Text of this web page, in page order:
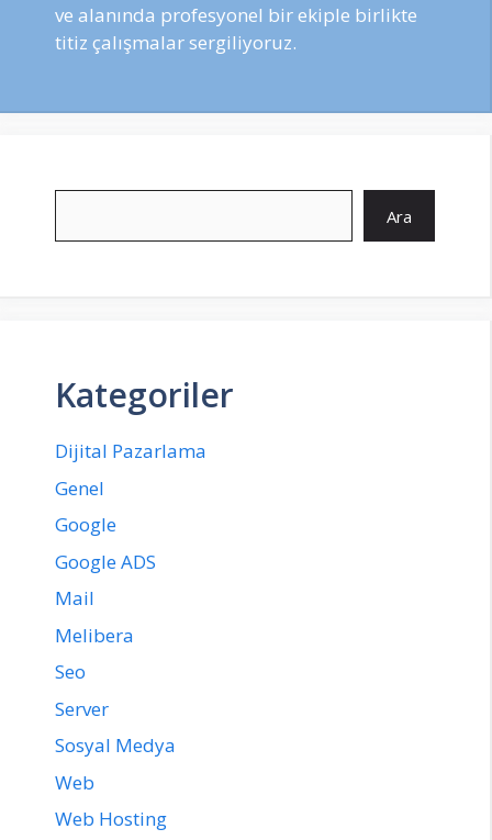
ve alanında profesyonel bir ekiple birlikte
titiz çalışmalar sergiliyoruz.
Ara
Kategoriler
Dijital Pazarlama
Genel
Google
Google ADS
Mail
Melibera
Seo
Server
Sosyal Medya
Web
Web Hosting